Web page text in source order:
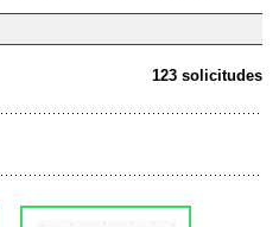
123 solicitudes